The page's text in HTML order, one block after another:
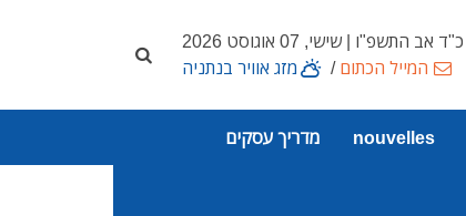
כ"ד אב התשפ"ו | שישי, 07 אוגוסט 2026
המייל הכתום/ מזג אוויר בנתניה
nouvelles מדריך עסקים